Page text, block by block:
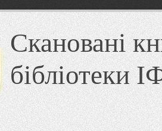
Скановані
бібліотеки